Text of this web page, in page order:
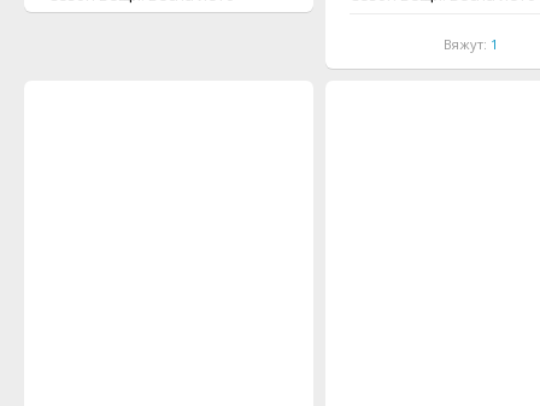
Вяжут: 1